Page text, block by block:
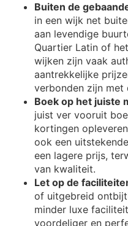
Buiten de
in een wijk net
aan levendige
Quartier Latin of
wijken zijn vaak
aantrekkelijke
verbonden zijn met
Boek op het juiste
juist ver vooruit
kortingen
ook een
een lagere prijs,
van kwaliteit.
Let op de
of uitgebreid
minder luxe
voordeliger en